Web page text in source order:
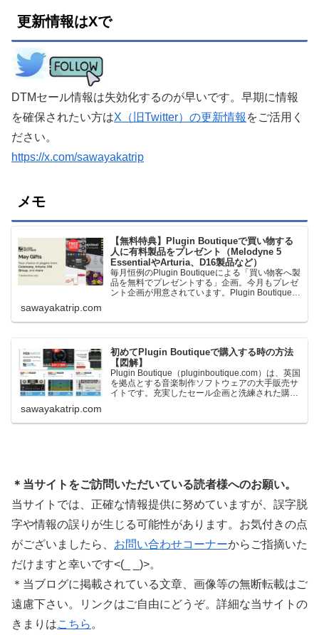
更新情報はXで
DTMセール情報は失効化するのが早いです。早期に情報
を確保されたい方はX（旧Twitter）の更新情報 をご活用く
ださい。
https://x.com/sawayakatrip
メモ
【無料特典】Plugin Boutiqueで買い物する
人に有料製品をプレゼント（Melodyne 5
EssentialやArturia、D16製品など）
毎月恒例のPlugin Boutiqueによる「買い物客へ製
品を無料でプレゼントする」企画。今月もプレゼ
ント企画が用意されています。Plugin Boutiqueで
ます。＊無料配布終了予定日：日本時間：
sawayakatrip.com
初めてPlugin Boutiqueで購入する時の方法
【図解】
Plugin Boutique（pluginboutique.com）は、英国
を拠点とする音楽制作ソフトウェアの大手販売サ
イトです。充実したセール企画と洗練された購入
に知っておきたいこと価格表示に…
sawayakatrip.com
＊当サイトをご訪問いただいている読者様へのお願い。
当サイトでは、正確な情報提供に努めていますが、誤字脱
字や情報の誤りが生じる可能性があります。お気付きの点
がございましたら、 お問い合わせコーナーからご指摘いた
だけますと幸いです<(_ _)>。
＊当ブログに掲載されている文章、画像等の無断転載はご
遠慮下さい。リンクはご自由にどうぞ。詳細な当サイトの
きまりはこちら 。